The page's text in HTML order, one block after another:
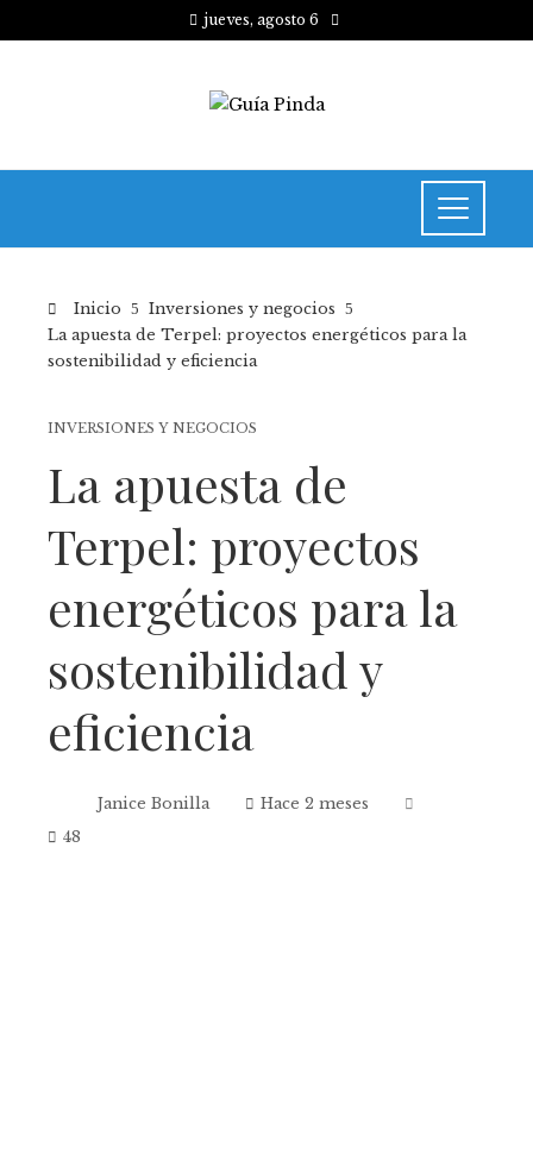
jueves, agosto 6
Inicio
Inversiones y negocios
La apuesta de Terpel: proyectos energéticos para la
sostenibilidad y eficiencia
INVERSIONES Y NEGOCIOS
La apuesta de
Terpel: proyectos
energéticos para la
sostenibilidad y
eficiencia
Janice Bonilla
Hace 2 meses
48